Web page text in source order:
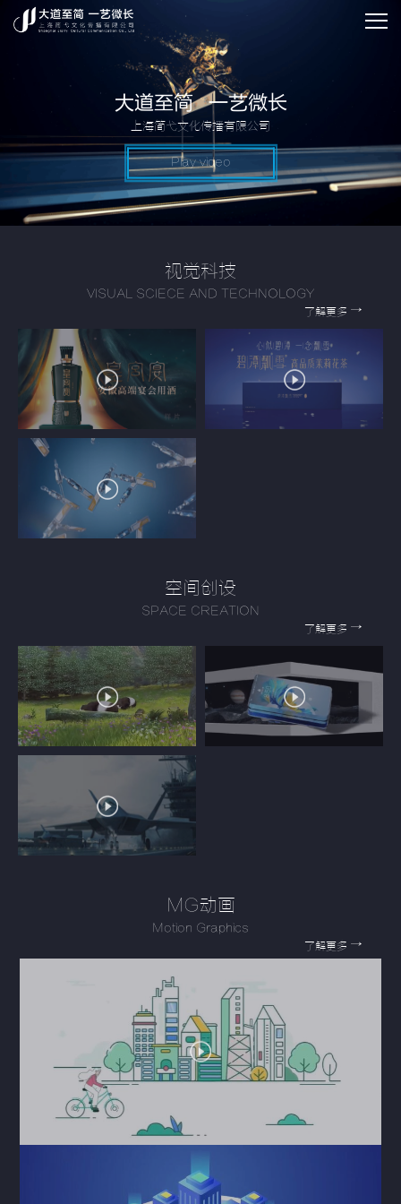
大道至简 一艺微长
上海简弋文化传播有限公司
Play video
视觉科技
VISUAL SCIECE AND TECHNOLOGY
了解更多 →
空间创设
SPACE CREATION
了解更多 →
MG动画
Motion Graphics
了解更多 →